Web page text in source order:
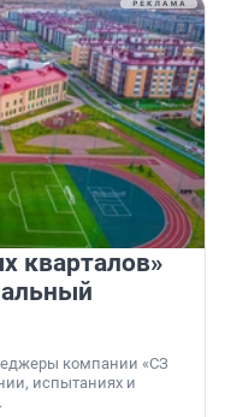
кварталов»
компании «СЗ
испытаниях и